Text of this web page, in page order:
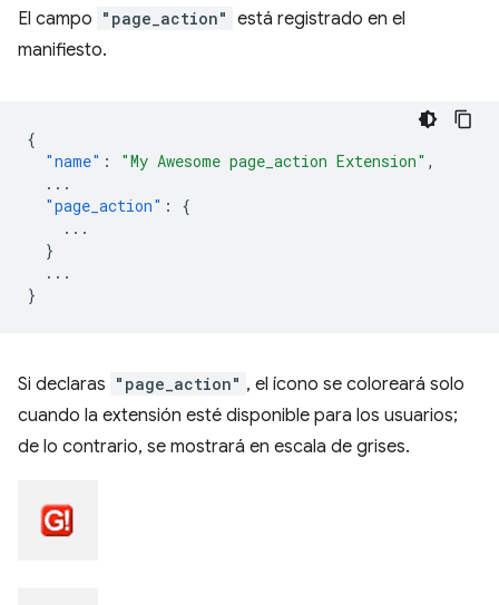
El campo "page_action" está registrado en el
manifiesto.
{
"name" : "My Awesome page_action Extension" ,
...
"page_action" :
{
...
}
...
}
Si declaras "page_action" , el ícono se coloreará solo
cuando la extensión esté disponible para los usuarios;
de lo contrario, se mostrará en escala de grises.